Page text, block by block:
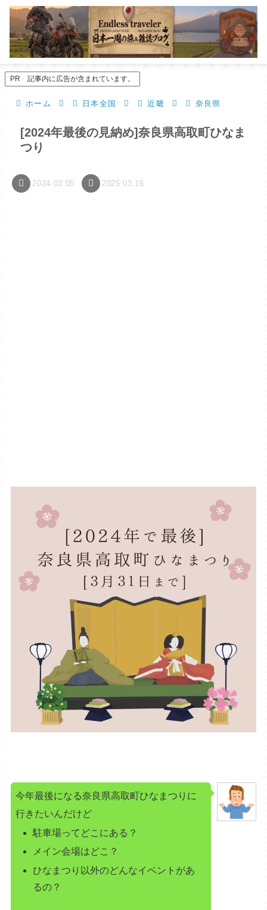
PR 記事内に広告が含まれています。
ホーム 日本全国 近畿 奈良県
[2024年最後の見納め]奈良県高取町ひなま
つり
2024.03.05 2025.03.16
今年最後になる奈良県高取町ひなまつりに
行きたいんだけど
駐車場ってどこにある？
メイン会場はどこ？
ひなまつり以外のどんなイベントがあ
るの？